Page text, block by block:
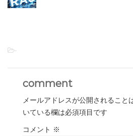
-
comment
メールアドレスが公開されること
いている欄は必須項目です
コメント ※